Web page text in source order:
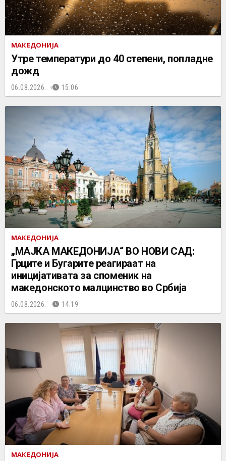
МАКЕДОНИЈА
Утре температури до 40 степени, попладне
дожд
06.08.2026. 15:06
МАКЕДОНИЈА
„МАЈКА МАКЕДОНИЈА“ ВО НОВИ САД:
Грците и Бугарите реагираат на
иницијативата за споменик на
македонското малцинство во Србија
06.08.2026. 14:19
МАКЕДОНИЈА